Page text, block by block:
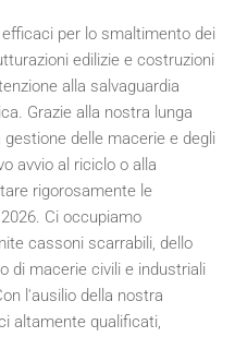
efficaci per lo smaltimento dei
edilizie e costruzioni
alla salvaguardia
Grazie alla nostra lunga
delle macerie e degli
avvio al riciclo o alla
rigorosamente le
2026. Ci occupiamo
cassoni scarrabili, dello
di macerie civili e industriali
l'ausilio della nostra
altamente qualificati,